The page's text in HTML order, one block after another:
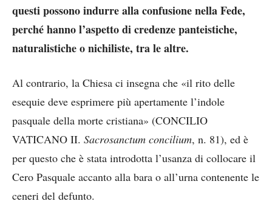
questi possono indurre alla confusione nella Fede,
perché hanno l’aspetto di credenze panteistiche,
naturalistiche o nichiliste, tra le altre.
Al contrario, la Chiesa ci insegna che «il rito delle
esequie deve esprimere più apertamente l’indole
pasquale della morte cristiana» (CONCILIO
VATICANO II. Sacrosanctum concilium, n. 81), ed è
per questo che è stata introdotta l’usanza di collocare il
Cero Pasquale accanto alla bara o all’urna contenente le
ceneri del defunto.